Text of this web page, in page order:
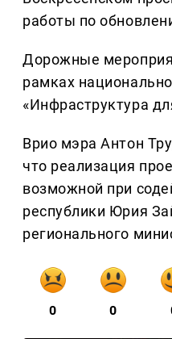
работы по
Дорожные
рамках
«Инфраструктура
Врио мэра Антон
что реализация
возможной при
республики Юрия
регионального
0 0